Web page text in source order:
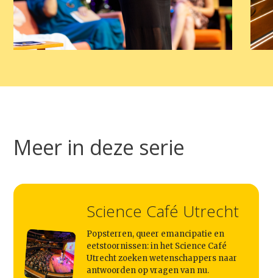
Meer in deze serie
Science Café Utrecht
Popsterren, queer emancipatie en
eetstoornissen: in het Science Café
Utrecht zoeken wetenschappers naar
antwoorden op vragen van nu.